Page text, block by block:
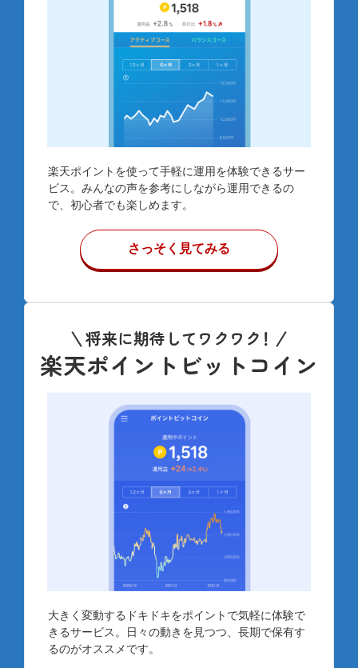
楽天ポイントを使って手軽に運用を体験できるサー
ビス。みんなの声を参考にしながら運用できるの
で、初心者でも楽しめます。​
さっそく見てみる
将来に期待してワクワク！
楽天ポイントビットコイン
大きく変動するドキドキをポイントで気軽に体験で
きるサービス。日々の動きを見つつ、長期で保有す
るのがオススメです。​